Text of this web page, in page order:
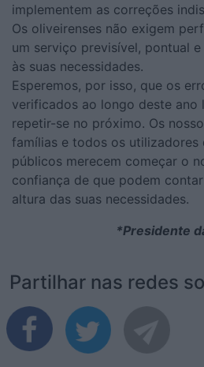
implementem as correções
Os oliveirenses não exigem
um serviço previsível, pontual
às suas necessidades.
Esperemos, por isso, que os
verificados ao longo deste ano
repetir-se no próximo. Os
famílias e todos os utilizadores
públicos merecem começar o
confiança de que podem
altura das suas necessidades.
*Presidente
Partilhar nas redes